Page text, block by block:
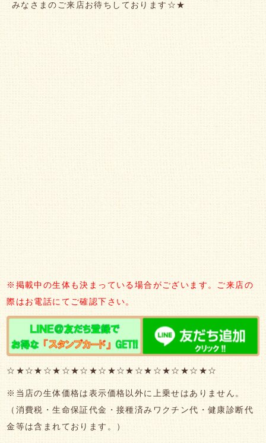
みなさまのご来店お待ちしております☆★
※掲載中の生体も決まっている場合がございます。ご来店の
際はお電話にてご確認下さい。
☆★☆★☆★☆★☆★☆★☆★☆★☆★☆★☆★☆
※当店の生体価格は表示価格以外に上乗せはありません。
（消費税・生命保証代金・接種済みワクチン代・健康診断代
金等は含まれております。）